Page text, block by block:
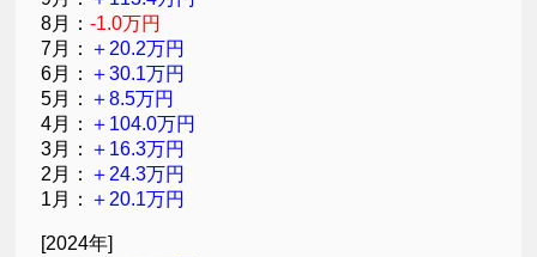
8月：-1.0万円
7月： ＋20.2万円
6月： ＋30.1万円
5月： ＋8.5万円
4月： ＋104.0万円
3月： ＋16.3万円
2月： ＋24.3万円
1月： ＋20.1万円
[2024年]